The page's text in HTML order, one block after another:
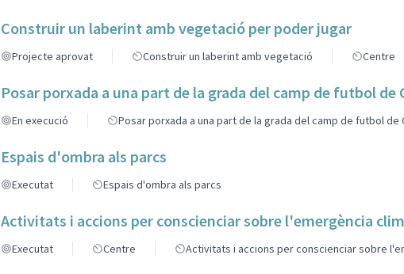
Construir un laberint amb vegetació per poder jugar
Projecte aprovat Construir un laberint amb vegetació Centre
Posar porxada a una part de la grada del camp de futbol de
En execució Posar porxada a una part de la grada del camp de futbol de
Espais d'ombra als parcs
Executat Espais d'ombra als parcs
Activitats i accions per conscienciar sobre l'emergència
Executat Centre Activitats i accions per conscienciar sobre